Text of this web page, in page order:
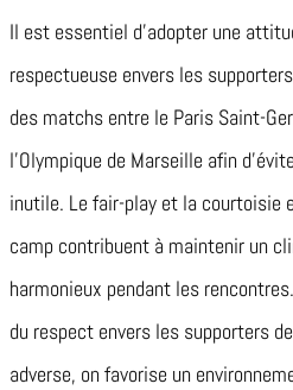
Il est essentiel d’adopter une
respectueuse envers les
des matchs entre le Paris Saint-
l’Olympique de Marseille afin
inutile. Le fair-play et la courtoisie
camp contribuent à maintenir un
harmonieux pendant les
du respect envers les supporters
adverse, on favorise un